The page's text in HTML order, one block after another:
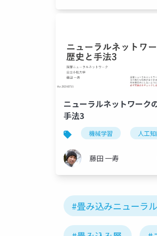
ニューラルネットワーク
手法3
機械学習 人工
藤田 一寿
#畳み込みニューラ